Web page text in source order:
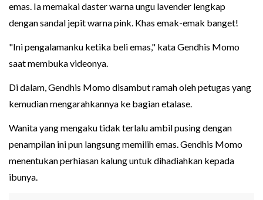
emas. Ia memakai daster warna ungu lavender lengkap
dengan sandal jepit warna pink. Khas emak-emak banget!
"Ini pengalamanku ketika beli emas," kata Gendhis Momo
saat membuka videonya.
Di dalam, Gendhis Momo disambut ramah oleh petugas yang
kemudian mengarahkannya ke bagian etalase.
Wanita yang mengaku tidak terlalu ambil pusing dengan
penampilan ini pun langsung memilih emas. Gendhis Momo
menentukan perhiasan kalung untuk dihadiahkan kepada
ibunya.